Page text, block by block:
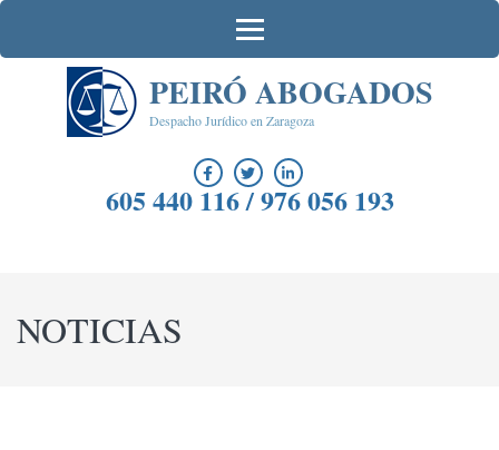
Saltar
contenido
PEIRÓ ABOGADOS
Despacho Jurídico en Zaragoza
605 440 116 / 976 056 193
NOTICIAS